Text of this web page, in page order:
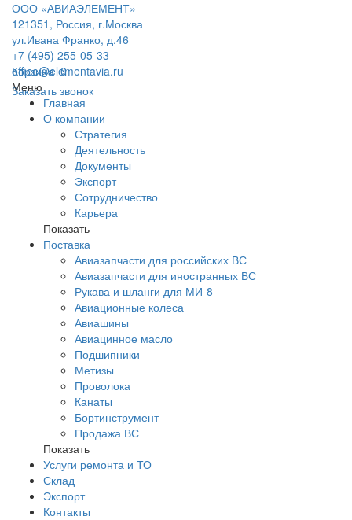
ООО «АВИАЭЛЕМЕНТ»
121351, Россия, г.Москва
ул.Ивана Франко, д.46
+7 (495) 255-05-33
office@elementavia.ru
Заказать звонок
Корзина0
Меню
Главная
О компании
Стратегия
Деятельность
Документы
Экспорт
Сотрудничество
Карьера
Показать
Поставка
Авиазапчасти для российских ВС
Авиазапчасти для иностранных ВС
Рукава и шланги для МИ-8
Авиационные колеса
Авиашины
Авиацинное масло
Подшипники
Метизы
Проволока
Канаты
Бортинструмент
Продажа ВС
Показать
Услуги ремонта и ТО
Склад
Экспорт
Контакты